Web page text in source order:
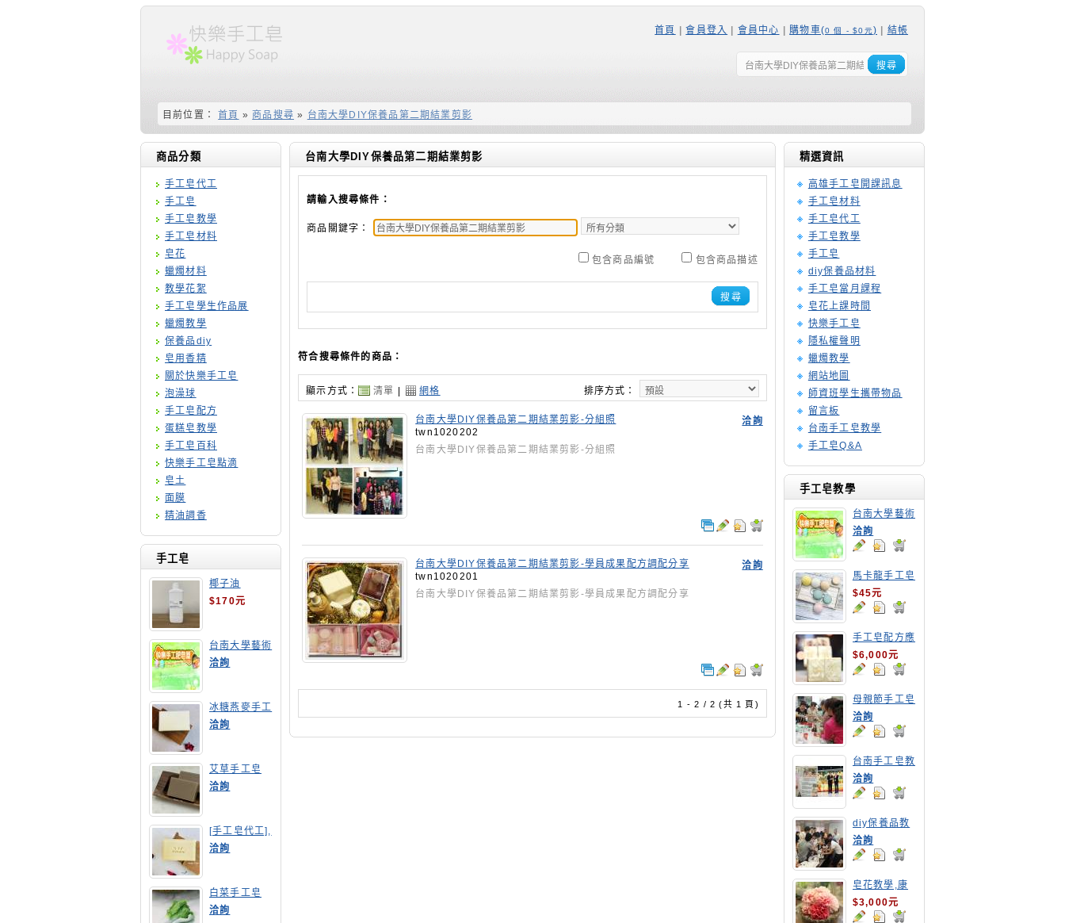
首頁 會員登入 會員中心 購物車(0 個 - $0元) 結帳
搜尋
目前位置： 首頁 » 商品搜尋 » 台南大學DIY保養品第二期結業剪影
商品分類
手工皂代工
手工皂
手工皂教學
手工皂材料
皂花
蠟燭材料
教學花絮
手工皂學生作品展
蠟燭教學
保養品diy
皂用香精
關於快樂手工皂
泡澡球
手工皂配方
蛋糕皂教學
手工皂百科
快樂手工皂點滴
皂土
面膜
精油調香
手工皂
椰子油
$170元
台南大學藝術
手工皂師資培
訓班
洽詢
冰糖燕麥手工
皂
洽詢
艾草手工皂
洽詢
[手工皂代工],
膠原蛋白手工
皂
洽詢
白菜手工皂
洽詢
精選資訊
高雄手工皂開課訊息
手工皂材料
手工皂代工
手工皂教學
手工皂
diy保養品材料
手工皂當月課程
皂花上課時間
快樂手工皂
隱私權聲明
蠟燭教學
網站地圖
師資班學生攜帶物品
留言板
台南手工皂教學
手工皂Q&A
手工皂教學
台南大學藝術
手工皂師資培
訓班
洽詢
馬卡龍手工皂
$45元
手工皂配方應
用班
$6,000元
母親節手工皂
教學
洽詢
台南手工皂教
學,高雄手工
皂教學
洽詢
diy保養品教
學-台南高工
教職員DIY乳
液教學
洽詢
皂花教學,康
乃馨
$3,000元
台南大學DIY保養品第二期結業剪影
請輸入搜尋條件：
商品關鍵字：
包含商品編號 包含商品描述
搜尋
符合搜尋條件的商品：
顯示方式： 清單 | 網格 排序方式：
洽詢
台南大學DIY保養品第二期結業剪影-分組照
twn1020202
台南大學DIY保養品第二期結業剪影-分組照
洽詢
台南大學DIY保養品第二期結業剪影-學員成果配方調配分享
twn1020201
台南大學DIY保養品第二期結業剪影-學員成果配方調配分享
1 - 2 / 2 (共 1 頁)